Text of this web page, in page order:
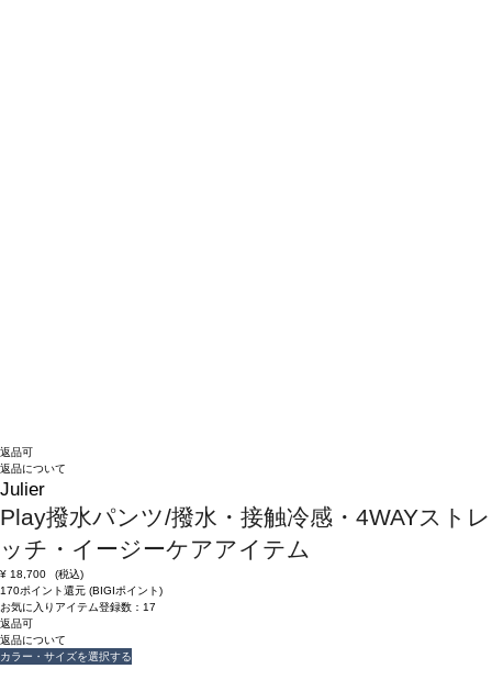
返品可
返品について
Julier
Play撥水パンツ/撥水・接触冷感・4WAYストレ
ッチ・イージーケアアイテム
¥ 18,700
(税込)
170ポイント還元 (BIGIポイント)
お気に入りアイテム登録数： 17
返品可
返品について
カラー・サイズを選択する